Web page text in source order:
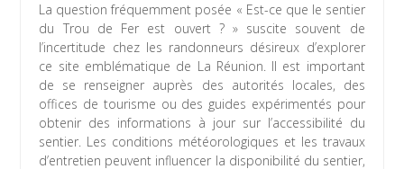
La question fréquemment posée « Est-ce que le sentier
du Trou de Fer est ouvert ? » suscite souvent de
l’incertitude chez les randonneurs désireux d’explorer
ce site emblématique de La Réunion. Il est important
de se renseigner auprès des autorités locales, des
offices de tourisme ou des guides expérimentés pour
obtenir des informations à jour sur l’accessibilité du
sentier. Les conditions météorologiques et les travaux
d’entretien peuvent influencer la disponibilité du sentier,